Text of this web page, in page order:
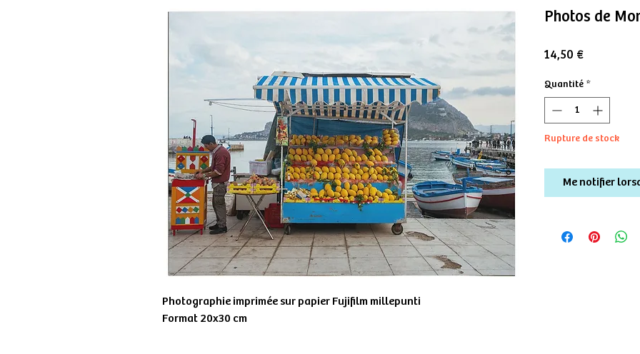
Photographie imprimée sur papier Fujifilm millepunti
Format 20x30 cm
Photos de
14,50 €Prix
Quantité *
Rupture de stock
Me notifier